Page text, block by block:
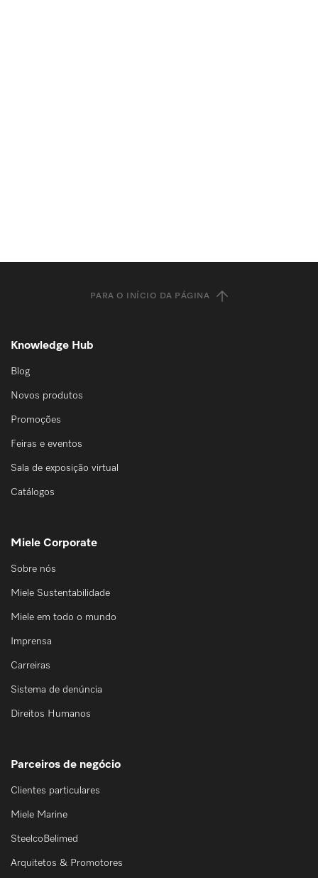
PARA O INÍCIO DA PÁGINA
Knowledge Hub
Blog
Novos produtos
Promoções
Feiras e eventos
Sala de exposição virtual
Catálogos
Miele Corporate
Sobre nós
Miele Sustentabilidade
Miele em todo o mundo
Imprensa
Carreiras
Sistema de denúncia
Direitos Humanos
Parceiros de negócio
Clientes particulares
Miele Marine
SteelcoBelimed
Arquitetos & Promotores